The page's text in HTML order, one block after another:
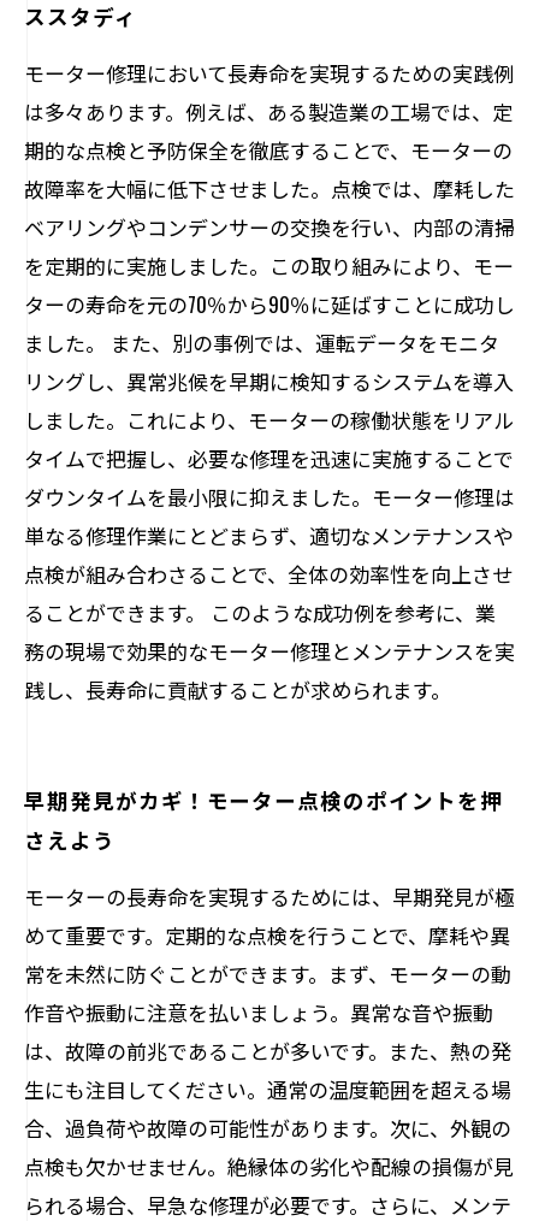
ススタディ
モーター修理において長寿命を実現するための実践例
は多々あります。例えば、ある製造業の工場では、定
期的な点検と予防保全を徹底することで、モーターの
故障率を大幅に低下させました。点検では、摩耗した
ベアリングやコンデンサーの交換を行い、内部の清掃
を定期的に実施しました。この取り組みにより、モー
ターの寿命を元の70％から90％に延ばすことに成功し
ました。 また、別の事例では、運転データをモニタ
リングし、異常兆候を早期に検知するシステムを導入
しました。これにより、モーターの稼働状態をリアル
タイムで把握し、必要な修理を迅速に実施することで
ダウンタイムを最小限に抑えました。モーター修理は
単なる修理作業にとどまらず、適切なメンテナンスや
点検が組み合わさることで、全体の効率性を向上させ
ることができます。 このような成功例を参考に、業
務の現場で効果的なモーター修理とメンテナンスを実
践し、長寿命に貢献することが求められます。
早期発見がカギ！モーター点検のポイントを押
さえよう
モーターの長寿命を実現するためには、早期発見が極
めて重要です。定期的な点検を行うことで、摩耗や異
常を未然に防ぐことができます。まず、モーターの動
作音や振動に注意を払いましょう。異常な音や振動
は、故障の前兆であることが多いです。また、熱の発
生にも注目してください。通常の温度範囲を超える場
合、過負荷や故障の可能性があります。次に、外観の
点検も欠かせません。絶縁体の劣化や配線の損傷が見
られる場合、早急な修理が必要です。さらに、メンテ